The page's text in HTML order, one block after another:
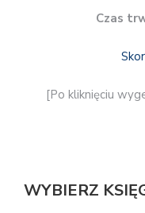
Czas
[Po kliknięciu
WYBIERZ